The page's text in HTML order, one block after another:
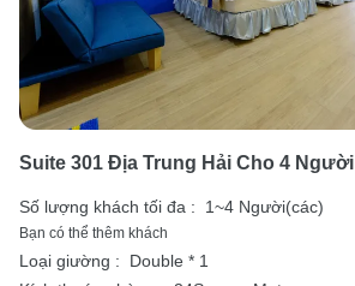
Suite 301 Địa Trung Hải Cho 4 Người
Số lượng khách tối đa : 1~4 Người(các)
Bạn có thể thêm khách
Loại giường :
Double * 1